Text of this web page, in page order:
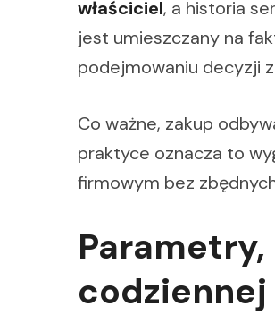
właściciel, a historia
jest umieszczany na
podejmowaniu decyzji
Co ważne, zakup
praktyce oznacza to
firmowym bez